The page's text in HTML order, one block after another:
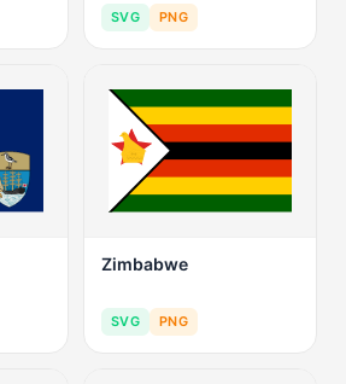
SVG PNG
Zimbabwe
SVG PNG